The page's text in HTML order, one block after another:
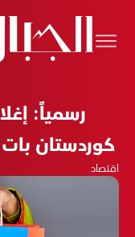
رسمياً:
كوردستان
اقتصاد